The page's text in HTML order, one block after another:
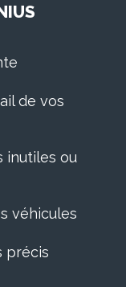
de vos
inutiles ou
véhicules
précis